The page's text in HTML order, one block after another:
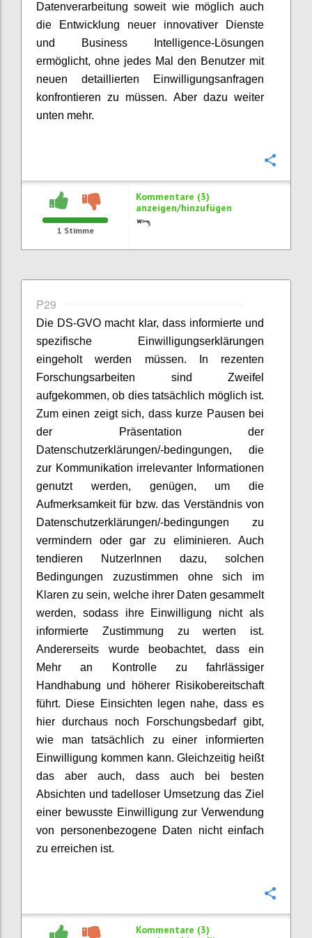
Datenverarbeitung soweit wie möglich auch
die Entwicklung neuer innovativer Dienste
und Business Intelligence-Lösungen
ermöglicht, ohne jedes Mal den Benutzer mit
neuen detaillierten Einwilligungsanfragen
konfrontieren zu müssen. Aber dazu weiter
unten mehr.
1 Stimme
Kommentare (3)
anzeigen/hinzufügen
P29
Die DS-GVO macht klar, dass informierte und
spezifische Einwilligungserklärungen
eingeholt werden müssen. In rezenten
Forschungsarbeiten sind Zweifel
aufgekommen, ob dies tatsächlich möglich ist.
Zum einen zeigt sich, dass kurze Pausen bei
der Präsentation der
Datenschutzerklärungen/-bedingungen, die
zur Kommunikation irrelevanter Informationen
genutzt werden, genügen, um die
Aufmerksamkeit für bzw. das Verständnis von
Datenschutzerklärungen/-bedingungen zu
vermindern oder gar zu eliminieren. Auch
tendieren NutzerInnen dazu, solchen
Bedingungen zuzustimmen ohne sich im
Klaren zu sein, welche ihrer Daten gesammelt
werden, sodass ihre Einwilligung nicht als
informierte Zustimmung zu werten ist.
Andererseits wurde beobachtet, dass ein
Mehr an Kontrolle zu fahrlässiger
Handhabung und höherer Risikobereitschaft
führt. Diese Einsichten legen nahe, dass es
hier durchaus noch Forschungsbedarf gibt,
wie man tatsächlich zu einer informierten
Einwilligung kommen kann. Gleichzeitig heißt
das aber auch, dass auch bei besten
Absichten und tadelloser Umsetzung das Ziel
einer bewusste Einwilligung zur Verwendung
von personenbezogene Daten nicht einfach
zu erreichen ist.
Kommentare (3)